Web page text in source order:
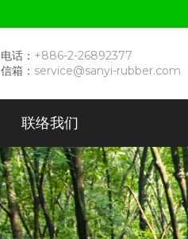
电话： +886-2-26892377
信箱： service@sanyi-rubber.com
联络我们